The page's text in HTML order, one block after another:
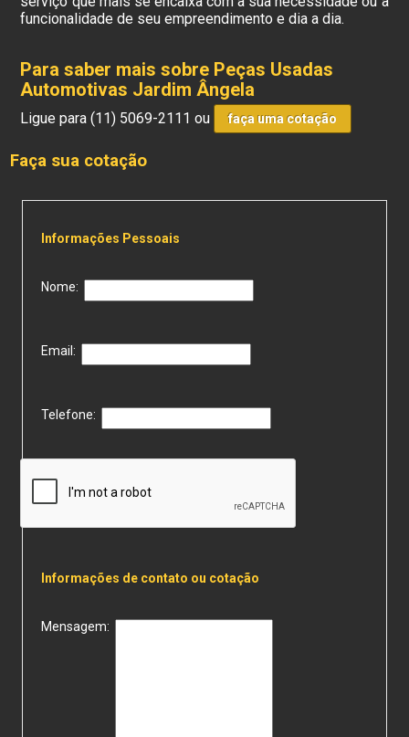
funcionalidade de seu empreendimento e dia a dia.
Para saber mais sobre Peças Usadas
Automotivas Jardim Ângela
Ligue para(11) 5069-2111 ou faça uma cotação
Faça sua cotação
Informações Pessoais
Nome:
Email:
Telefone:
Informações de contato ou cotação
Mensagem: